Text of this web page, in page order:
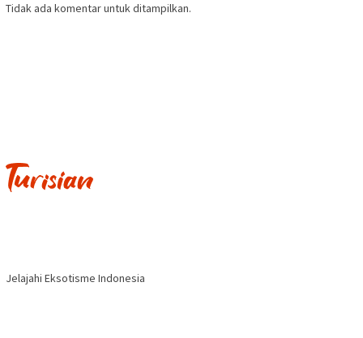
Tidak ada komentar untuk ditampilkan.
Jelajahi Eksotisme Indonesia